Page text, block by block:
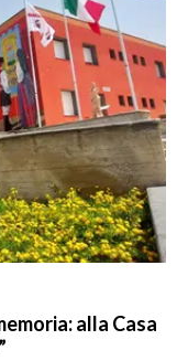
alla Casa